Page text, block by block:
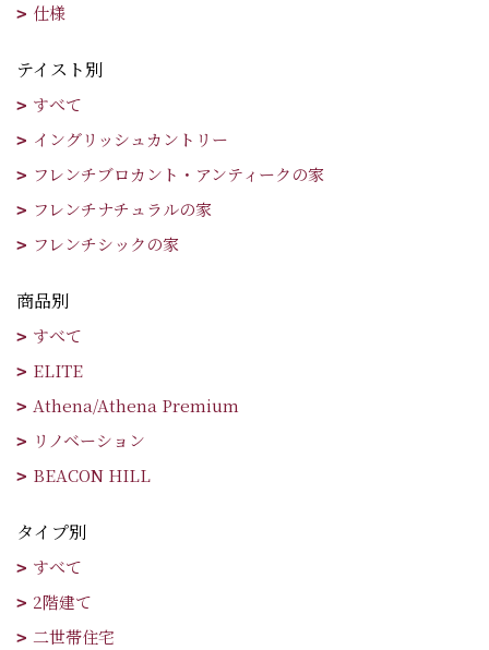
仕様
テイスト別
すべて
イングリッシュカントリー
フレンチブロカント・アンティークの家
フレンチナチュラルの家
フレンチシックの家
商品別
すべて
ELITE
Athena/Athena Premium
リノベーション
BEACON HILL
タイプ別
すべて
2階建て
二世帯住宅